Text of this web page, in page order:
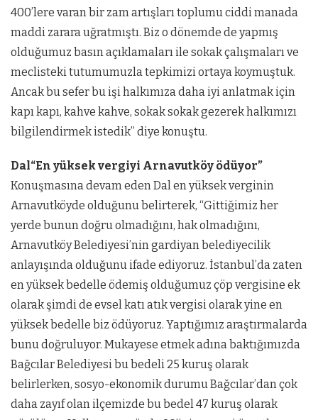
400’lere varan bir zam artışları toplumu ciddi manada
maddi zarara uğratmıştı. Biz o dönemde de yapmış
olduğumuz basın açıklamaları ile sokak çalışmaları ve
meclisteki tutumumuzla tepkimizi ortaya koymuştuk.
Ancak bu sefer bu işi halkımıza daha iyi anlatmak için
kapı kapı, kahve kahve, sokak sokak gezerek halkımızı
bilgilendirmek istedik” diye konuştu.
Dal“En yüksek vergiyi Arnavutköy ödüyor”
Konuşmasına devam eden Dal en yüksek verginin
Arnavutköyde olduğunu belirterek, “Gittiğimiz her
yerde bunun doğru olmadığını, hak olmadığını,
Arnavutköy Belediyesi’nin gardiyan belediyecilik
anlayışında olduğunu ifade ediyoruz. İstanbul’da zaten
en yüksek bedelle ödemiş olduğumuz çöp vergisine ek
olarak şimdi de evsel katı atık vergisi olarak yine en
yüksek bedelle biz ödüyoruz. Yaptığımız araştırmalarda
bunu doğruluyor. Mukayese etmek adına baktığımızda
Bağcılar Belediyesi bu bedeli 25 kuruş olarak
belirlerken, sosyo-ekonomik durumu Bağcılar’dan çok
daha zayıf olan ilçemizde bu bedel 47 kuruş olarak